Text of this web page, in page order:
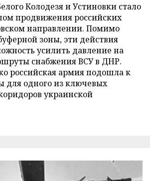
Колодезя и Устиновки стало
продвижения российских
направлении. Помимо
зоны, эти действия
усилить давление на
снабжения ВСУ в ДНР.
российская армия подошла к
для одного из ключевых
украинской